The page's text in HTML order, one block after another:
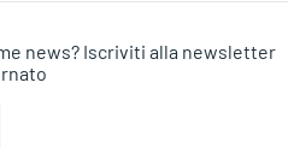
news? Iscriviti alla newsletter